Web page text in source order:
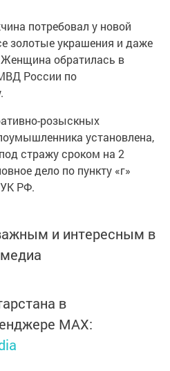
потребовал у новой
золотые украшения и даже
обратилась в
России по
розыскных
установлена,
стражу сроком на 2
дело по пункту «г»
УК РФ.
и интересным в
в
MАХ: